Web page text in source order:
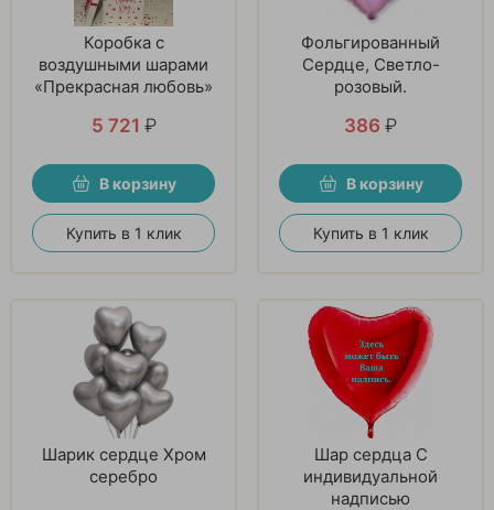
Коробка с
воздушными шарами
«Прекрасная любовь»
5 721 ₽
В корзину
Купить в 1 клик
Фольгированный
Сердце, Светло-
розовый.
386 ₽
В корзину
Купить в 1 клик
Шарик сердце Хром
серебро
Шар сердца С
индивидуальной
надписью